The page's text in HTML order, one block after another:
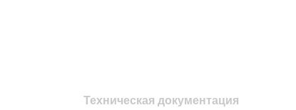
Техническая документация